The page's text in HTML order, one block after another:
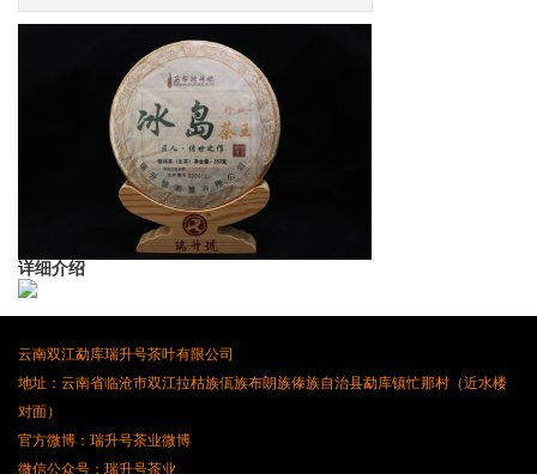
详细介绍
云南双江勐库瑞升号茶叶有限公司
地址：云南省临沧市双江拉枯族佤族布朗族傣族自治县勐库镇忙那村（近水楼
对面）
官方微博：瑞升号茶业微博
微信公众号：瑞升号茶业